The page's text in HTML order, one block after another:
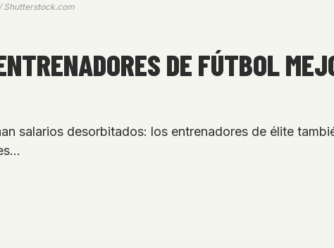
Shutterstock.com
DE FÚTBOL
salarios desorbitados: los entrenadores de élite